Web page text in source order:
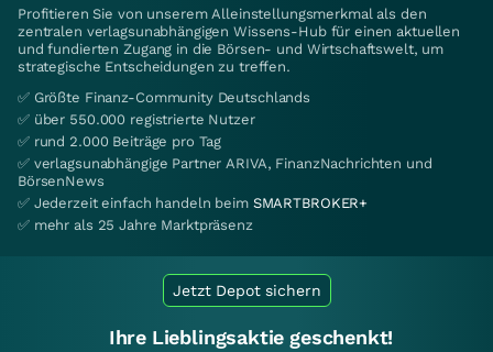
Profitieren Sie von unserem Alleinstellungsmerkmal als den
zentralen verlagsunabhängigen Wissens-Hub für einen aktuellen
und fundierten Zugang in die Börsen- und Wirtschaftswelt, um
strategische Entscheidungen zu treffen.
✅ Größte Finanz-Community Deutschlands
✅ über 550.000 registrierte Nutzer
✅ rund 2.000 Beiträge pro Tag
✅ verlagsunabhängige Partner ARIVA, FinanzNachrichten und
BörsenNews
✅ Jederzeit einfach handeln beim SMARTBROKER+
✅ mehr als 25 Jahre Marktpräsenz
Jetzt Depot sichern
Ihre Lieblingsaktie geschenkt!